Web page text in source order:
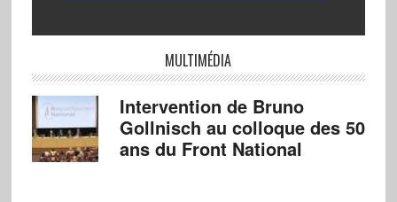
MULTIMÉDIA
Intervention de Bruno
Gollnisch au colloque des 50
ans du Front National